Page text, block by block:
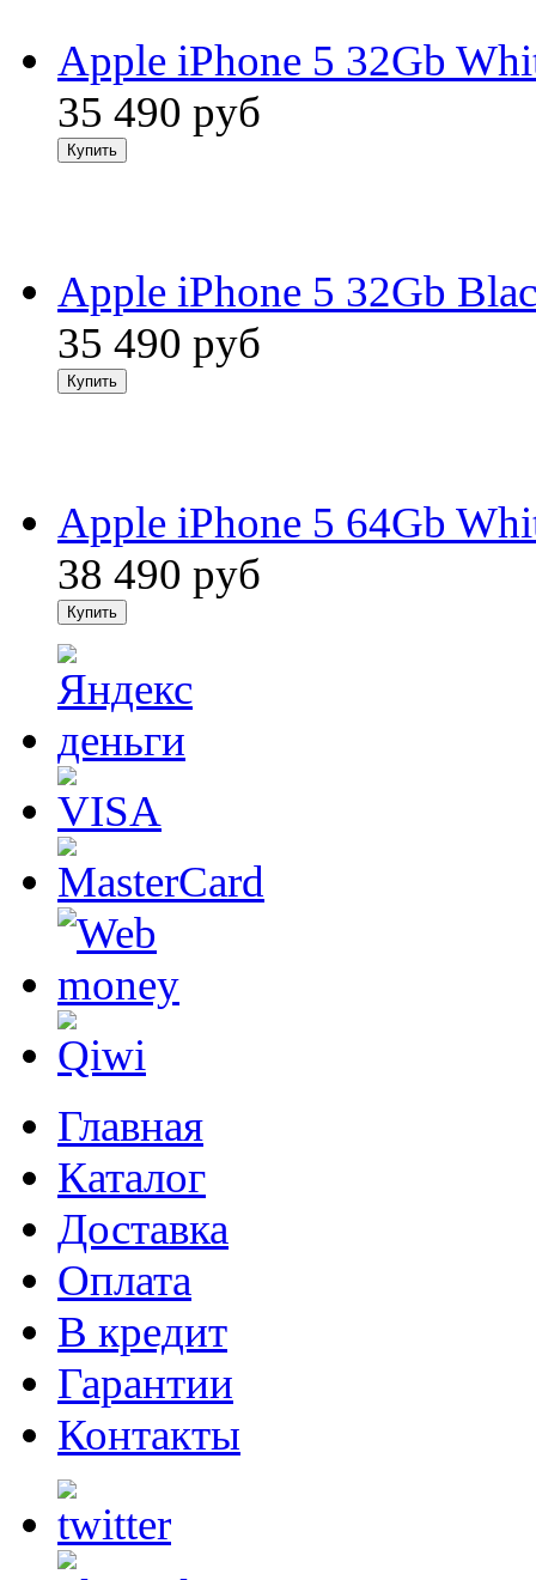
Apple iPhone 5 32Gb
35 490 руб
Apple iPhone 5 32Gb
35 490 руб
Apple iPhone 5 64Gb
38 490 руб
Главная
Каталог
Доставка
Оплата
В кредит
Гарантии
Контакты